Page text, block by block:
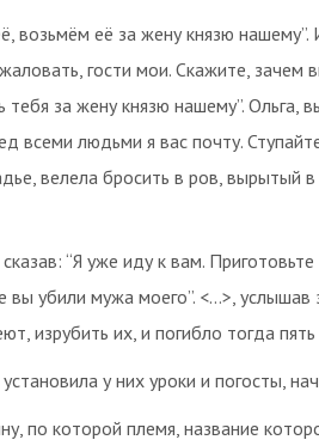
возьмём её за жену князю
гости мои. Скажите, зачем
за жену князю нашему”. Ольга,
всеми людьми я вас почту.
велела бросить в ров, вырытый
“Я уже иду к вам.
убили мужа моего”. <…>, услышав
изрубить их, и погибло тогда
у них уроки и погосты,
по которой племя, название